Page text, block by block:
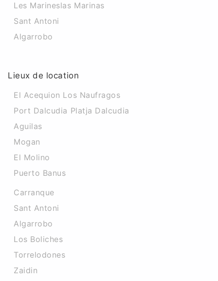
Les Marineslas Marinas
Sant Antoni
Algarrobo
Lieux de location
El Acequion Los Naufragos
Port Dalcudia Platja Dalcudia
Aguilas
Mogan
El Molino
Puerto Banus
Carranque
Sant Antoni
Algarrobo
Los Boliches
Torrelodones
Zaidin